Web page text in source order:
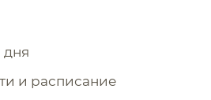
дня
и расписание